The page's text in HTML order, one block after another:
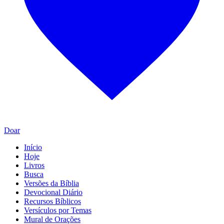
Doar
Início
Hoje
Livros
Busca
Versões da Bíblia
Devocional Diário
Recursos Bíblicos
Versículos por Temas
Mural de Orações